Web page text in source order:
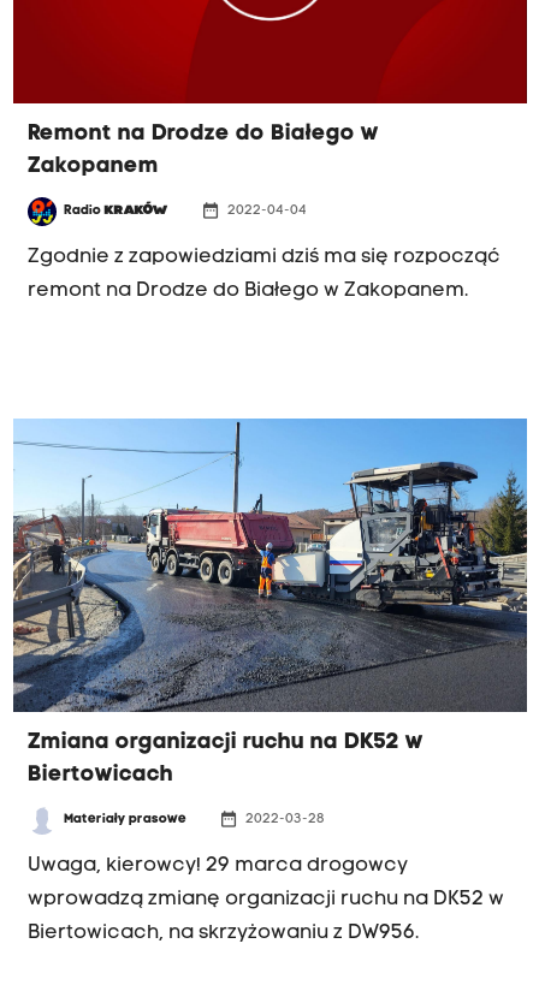
Remont na Drodze do Białego w
Zakopanem
Radio KRAKÓW date_range 2022-04-04
Zgodnie z zapowiedziami dziś ma się rozpocząć
remont na Drodze do Białego w Zakopanem.
Zmiana organizacji ruchu na DK52 w
Biertowicach
Materiały prasowe date_range 2022-03-28
Uwaga, kierowcy! 29 marca drogowcy
wprowadzą zmianę organizacji ruchu na DK52 w
Biertowicach, na skrzyżowaniu z DW956.